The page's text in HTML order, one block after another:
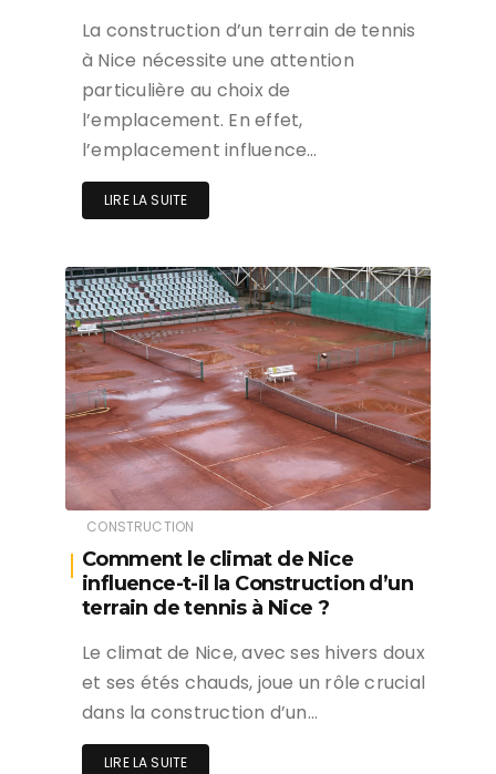
La construction d’un terrain de tennis
à Nice nécessite une attention
particulière au choix de
l’emplacement. En effet,
l’emplacement influence…
LIRE LA SUITE
CONSTRUCTION
Comment le climat de Nice
influence-t-il la Construction d’un
terrain de tennis à Nice ?
Le climat de Nice, avec ses hivers doux
et ses étés chauds, joue un rôle crucial
dans la construction d’un…
LIRE LA SUITE